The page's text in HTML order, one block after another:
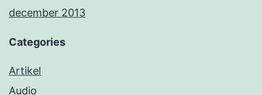
december 2013
Categories
Artikel
Audio